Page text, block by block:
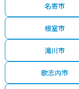
名寄市
根室市
滝川市
歌志内市